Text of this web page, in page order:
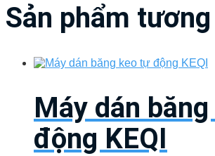
Sản phẩm
Máy dán
động KEQI